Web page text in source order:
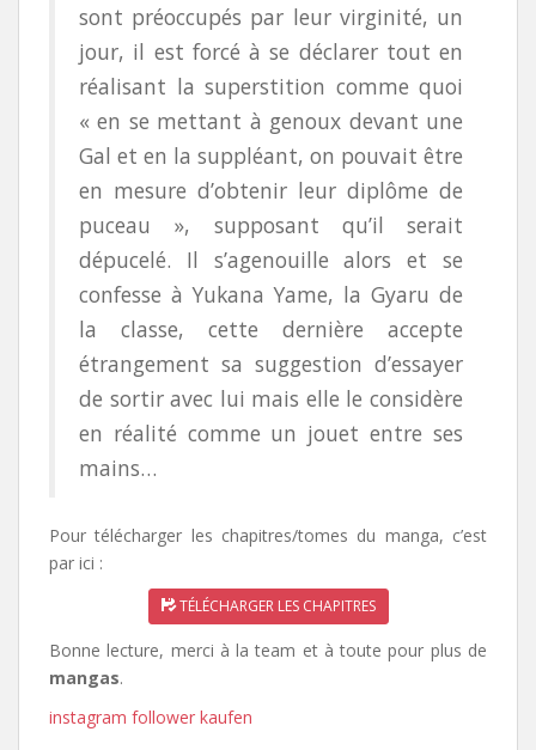
sont préoccupés par leur virginité, un
jour, il est forcé à se déclarer tout en
réalisant la superstition comme quoi
« en se mettant à genoux devant une
Gal et en la suppléant, on pouvait être
en mesure d’obtenir leur diplôme de
puceau », supposant qu’il serait
dépucelé. Il s’agenouille alors et se
confesse à Yukana Yame, la Gyaru de
la classe, cette dernière accepte
étrangement sa suggestion d’essayer
de sortir avec lui mais elle le considère
en réalité comme un jouet entre ses
mains…
Pour télécharger les chapitres/tomes du manga, c’est
par ici :
TÉLÉCHARGER LES CHAPITRES
Bonne lecture, merci à la team et à toute pour plus de
mangas.
instagram follower kaufen